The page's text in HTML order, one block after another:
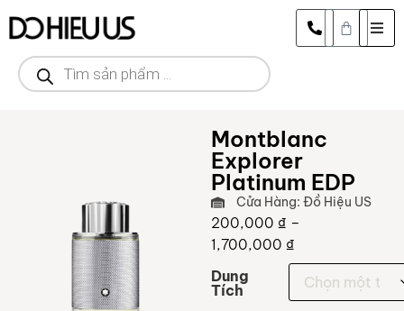
Montblanc
Explorer
Platinum EDP
Cửa Hàng: Đồ Hiệu US
200,000 ₫ –
1,700,000 ₫
Dung
Tích